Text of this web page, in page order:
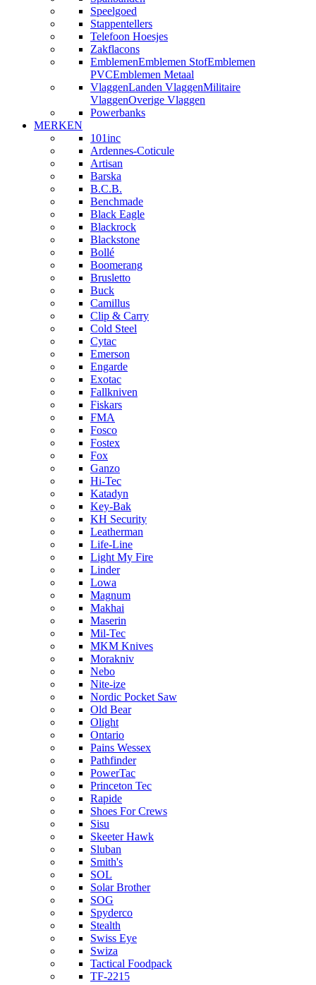
Speelgoed
Stappentellers
Telefoon Hoesjes
Zakflacons
EmblemenEmblemen StofEmblemen
PVCEmblemen Metaal
VlaggenLanden VlaggenMilitaire
VlaggenOverige Vlaggen
Powerbanks
MERKEN
101inc
Ardennes-Coticule
Artisan
Barska
B.C.B.
Benchmade
Black Eagle
Blackrock
Blackstone
Bollé
Boomerang
Brusletto
Buck
Camillus
Clip & Carry
Cold Steel
Cytac
Emerson
Engarde
Exotac
Fallkniven
Fiskars
FMA
Fosco
Fostex
Fox
Ganzo
Hi-Tec
Katadyn
Key-Bak
KH Security
Leatherman
Life-Line
Light My Fire
Linder
Lowa
Magnum
Makhai
Maserin
Mil-Tec
MKM Knives
Morakniv
Nebo
Nite-ize
Nordic Pocket Saw
Old Bear
Olight
Ontario
Pains Wessex
Pathfinder
PowerTac
Princeton Tec
Rapide
Shoes For Crews
Sisu
Skeeter Hawk
Sluban
Smith's
SOL
Solar Brother
SOG
Spyderco
Stealth
Swiss Eye
Swiza
Tactical Foodpack
TF-2215